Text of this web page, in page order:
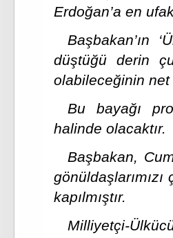
Erdoğan’a en
Başbakan’ın
düştüğü derin
olabileceğinin net
Bu bayağı
halinde olacaktır.
Başbakan,
kapılmıştır.
Milliyetçi-